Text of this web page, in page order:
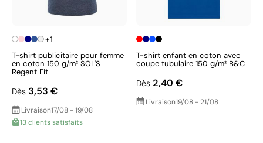
+1
T-shirt publicitaire pour femme
en coton 150 g/m² SOL'S
Regent Fit
Dès 3,53 €
Livraison17/08 - 19/08
13 clients satisfaits
T-shirt enfant en coton avec
coupe tubulaire 150 g/m² B&C
Dès 2,40 €
Livraison19/08 - 21/08